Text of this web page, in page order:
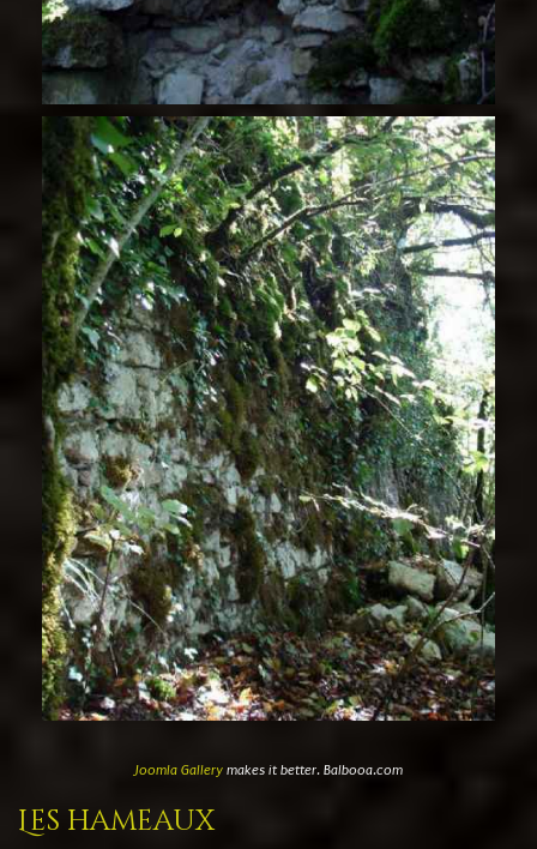
Joomla Gallerymakes it better. Balbooa.com
Les hameaux